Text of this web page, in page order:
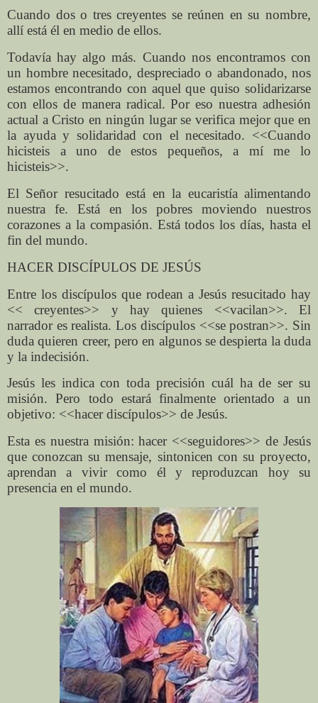
Cuando dos o tres creyentes se reúnen en su nombre,
allí está él en medio de ellos.
Todavía hay algo más. Cuando nos encontramos con
un hombre necesitado, despreciado o abandonado, nos
estamos encontrando con aquel que quiso solidarizarse
con ellos de manera radical. Por eso nuestra adhesión
actual a Cristo en ningún lugar se verifica mejor que en
la ayuda y solidaridad con el necesitado. <<Cuando
hicisteis a uno de estos pequeños, a mí me lo
hicisteis>>.
El Señor resucitado está en la eucaristía alimentando
nuestra fe. Está en los pobres moviendo nuestros
corazones a la compasión. Está todos los días, hasta el
fin del mundo.
HACER DISCÍPULOS DE JESÚS
Entre los discípulos que rodean a Jesús resucitado hay
<< creyentes>> y hay quienes <<vacilan>>. El
narrador es realista. Los discípulos <<se postran>>. Sin
duda quieren creer, pero en algunos se despierta la duda
y la indecisión.
Jesús les indica con toda precisión cuál ha de ser su
misión. Pero todo estará finalmente orientado a un
objetivo: <<hacer discípulos>> de Jesús.
Esta es nuestra misión: hacer <<seguidores>> de Jesús
que conozcan su mensaje, sintonicen con su proyecto,
aprendan a vivir como él y reproduzcan hoy su
presencia en el mundo.